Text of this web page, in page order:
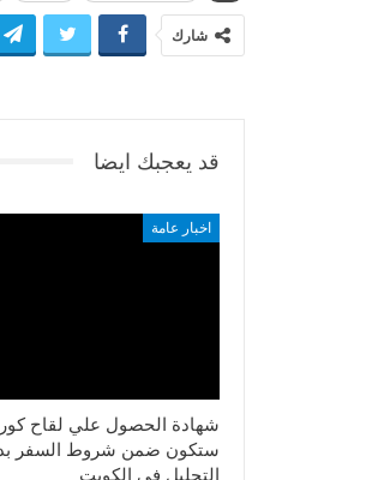
شارك
قد يعجبك ايضا
اخبار عامة
شهادة الحصول علي لقاح
ستكون ضمن شروط السفر
التحليل فى الكويت